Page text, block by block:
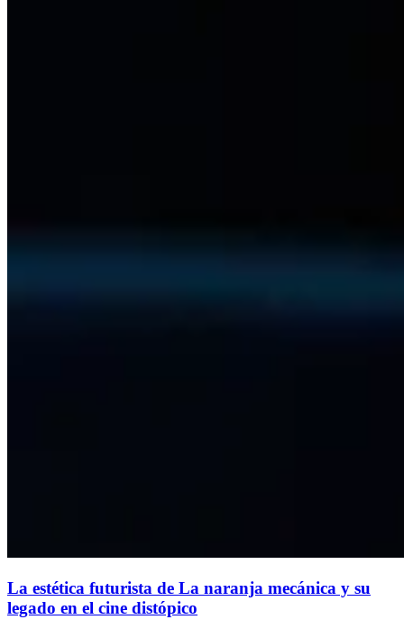
La estética futurista de La naranja mecánica y su
legado en el cine distópico